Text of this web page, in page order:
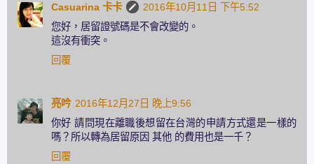
Casuarina 卡卡
2016年10月11日 下午5:52
您好，居留證號碼是不會改變的。
這沒有衝突。
回覆
亮吟 2016年12月27日 晚上9:56
你好 請問現在離職後想留在台灣的申請方式還是一樣的
嗎？所以轉為居留原因 其他 的費用也是一千？
回覆